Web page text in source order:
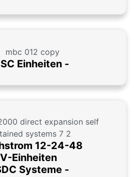
Einheiten -
12-24-48
V-Einheiten
Systeme -